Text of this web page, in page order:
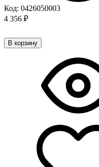
Код: 0426050003
4 356 ₽
В корзину